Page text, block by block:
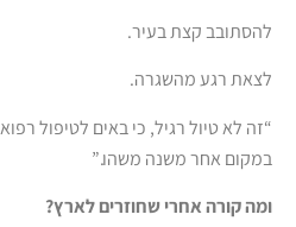
להסתובב קצת בעיר.
לצאת רגע מהשגרה.
“זה לא טיול רגיל, כי באים לטיפול
במקום אחר משנה משהו.”
ומה קורה אחרי שחוזרים לארץ?